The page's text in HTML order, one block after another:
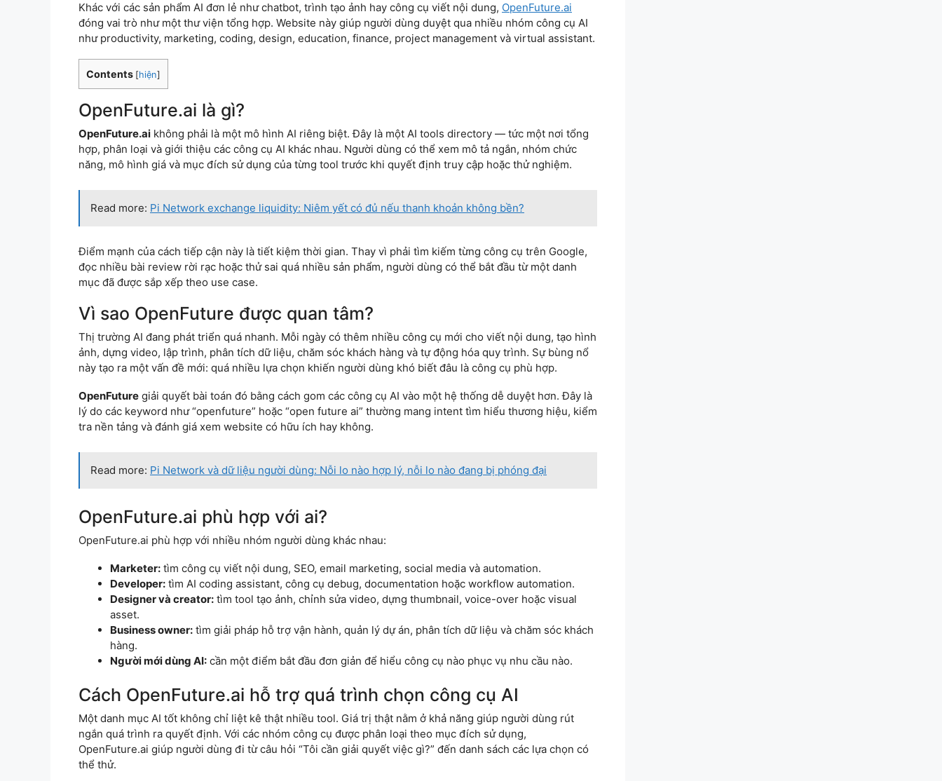
Khác với các sản phẩm AI đơn lẻ như chatbot, trình tạo ảnh hay công cụ viết nội dung, OpenFuture.ai
đóng vai trò như một thư viện tổng hợp. Website này giúp người dùng duyệt qua nhiều nhóm công cụ AI
như productivity, marketing, coding, design, education, finance, project management và virtual assistant.
Contents [hiện]
OpenFuture.ai là gì?
OpenFuture.ai không phải là một mô hình AI riêng biệt. Đây là một AI tools directory — tức một nơi tổng
hợp, phân loại và giới thiệu các công cụ AI khác nhau. Người dùng có thể xem mô tả ngắn, nhóm chức
năng, mô hình giá và mục đích sử dụng của từng tool trước khi quyết định truy cập hoặc thử nghiệm.
Read more: Pi Network exchange liquidity: Niêm yết có đủ nếu thanh khoản không bền?
Điểm mạnh của cách tiếp cận này là tiết kiệm thời gian. Thay vì phải tìm kiếm từng công cụ trên Google,
đọc nhiều bài review rời rạc hoặc thử sai quá nhiều sản phẩm, người dùng có thể bắt đầu từ một danh
mục đã được sắp xếp theo use case.
Vì sao OpenFuture được quan tâm?
Thị trường AI đang phát triển quá nhanh. Mỗi ngày có thêm nhiều công cụ mới cho viết nội dung, tạo hình
ảnh, dựng video, lập trình, phân tích dữ liệu, chăm sóc khách hàng và tự động hóa quy trình. Sự bùng nổ
này tạo ra một vấn đề mới: quá nhiều lựa chọn khiến người dùng khó biết đâu là công cụ phù hợp.
OpenFuture giải quyết bài toán đó bằng cách gom các công cụ AI vào một hệ thống dễ duyệt hơn. Đây là
lý do các keyword như “openfuture” hoặc “open future ai” thường mang intent tìm hiểu thương hiệu, kiểm
tra nền tảng và đánh giá xem website có hữu ích hay không.
Read more: Pi Network và dữ liệu người dùng: Nỗi lo nào hợp lý, nỗi lo nào đang bị phóng đại
OpenFuture.ai phù hợp với ai?
OpenFuture.ai phù hợp với nhiều nhóm người dùng khác nhau:
Marketer: tìm công cụ viết nội dung, SEO, email marketing, social media và automation.
Developer: tìm AI coding assistant, công cụ debug, documentation hoặc workflow automation.
Designer và creator: tìm tool tạo ảnh, chỉnh sửa video, dựng thumbnail, voice-over hoặc visual
asset.
Business owner: tìm giải pháp hỗ trợ vận hành, quản lý dự án, phân tích dữ liệu và chăm sóc khách
hàng.
Người mới dùng AI: cần một điểm bắt đầu đơn giản để hiểu công cụ nào phục vụ nhu cầu nào.
Cách OpenFuture.ai hỗ trợ quá trình chọn công cụ AI
Một danh mục AI tốt không chỉ liệt kê thật nhiều tool. Giá trị thật nằm ở khả năng giúp người dùng rút
ngắn quá trình ra quyết định. Với các nhóm công cụ được phân loại theo mục đích sử dụng,
OpenFuture.ai giúp người dùng đi từ câu hỏi “Tôi cần giải quyết việc gì?” đến danh sách các lựa chọn có
thể thử.